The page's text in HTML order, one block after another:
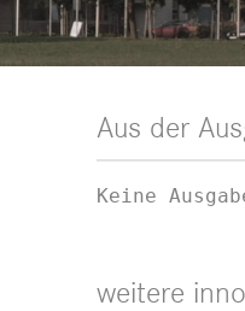
Aus der
Keine
weitere